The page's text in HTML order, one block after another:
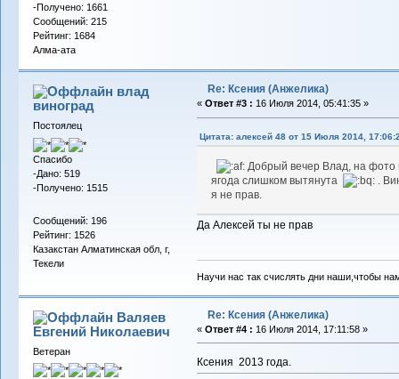
-Получено: 1661
Сообщений: 215
Рейтинг: 1684
Алма-ата
влад
виноград
Постоялец
Спасибо
-Дано: 519
-Получено: 1515
Сообщений: 196
Рейтинг: 1526
Казакстан Алматинская обл, г,
Текели
Re: Ксения (Анжелика)
« Ответ #3 : 16 Июля 2014, 05:41:35 »
Цитата: алексей 48 от 15 Июля 2014,
Добрый вечер Влад, на фото
ягода слишком вытянута
.
я не прав.
Да Алексей ты не прав
Научи нас так счислять дни наши,чтобы
Валяев
Евгений Николаевич
Ветеран
Re: Ксения (Анжелика)
« Ответ #4 : 16 Июля 2014, 17:11:58 »
Ксения 2013 года.